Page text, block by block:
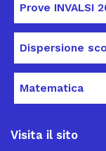
Prove INVALSI
Dispersione
Matematica
Visita il sito